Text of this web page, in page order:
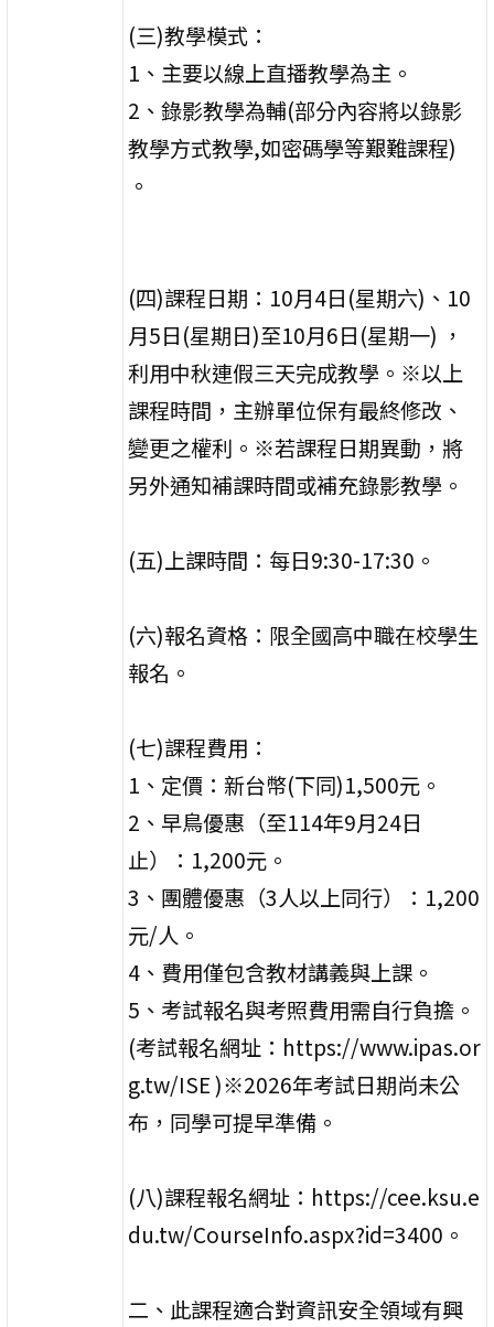
(三)教學模式：
1、主要以線上直播教學為主。
2、錄影教學為輔(部分內容將以錄影
教學方式教學,如密碼學等艱難課程)
。
(四)課程日期：10月4日(星期六)、10
月5日(星期日)至10月6日(星期一) ，
利用中秋連假三天完成教學。※以上
課程時間，主辦單位保有最終修改、
變更之權利。※若課程日期異動，將
另外通知補課時間或補充錄影教學。
(五)上課時間：每日9:30-17:30。
(六)報名資格：限全國高中職在校學生
報名。
(七)課程費用：
1、定價：新台幣(下同)1,500元。
2、早鳥優惠（至114年9月24日
止）：1,200元。
3、團體優惠（3人以上同行）：1,200
元/人。
4、費用僅包含教材講義與上課。
5、考試報名與考照費用需自行負擔。
(考試報名網址：https://www.ipas.or
g.tw/ISE )※2026年考試日期尚未公
布，同學可提早準備。
(八)課程報名網址：https://cee.ksu.e
du.tw/CourseInfo.aspx?id=3400。
二、此課程適合對資訊安全領域有興